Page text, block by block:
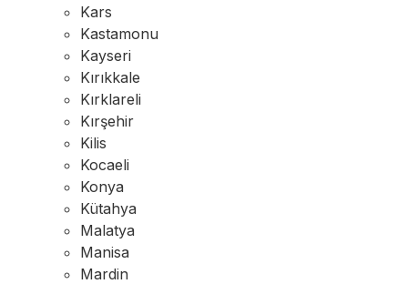
Kars
Kastamonu
Kayseri
Kırıkkale
Kırklareli
Kırşehir
Kilis
Kocaeli
Konya
Kütahya
Malatya
Manisa
Mardin